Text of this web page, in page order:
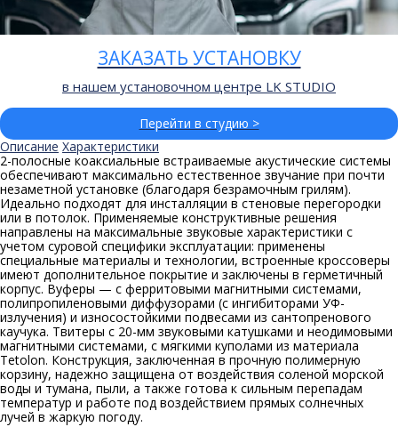
ЗАКАЗАТЬ УСТАНОВКУ
в нашем установочном центре LK STUDIO
Перейти в студию >
Описание Характеристики
2-полосные коаксиальные встраиваемые акустические системы
обеспечивают максимально естественное звучание при почти
незаметной установке (благодаря безрамочным грилям).
Идеально подходят для инсталляции в стеновые перегородки
или в потолок. Применяемые конструктивные решения
направлены на максимальные звуковые характеристики с
учетом суровой специфики эксплуатации: применены
специальные материалы и технологии, встроенные кроссоверы
имеют дополнительное покрытие и заключены в герметичный
корпус. Вуферы — с ферритовыми магнитными системами,
полипропиленовыми диффузорами (с ингибиторами УФ-
излучения) и износостойкими подвесами из сантопренового
каучука. Твитеры с 20-мм звуковыми катушками и неодимовыми
магнитными системами, с мягкими куполами из материала
Tetolon. Конструкция, заключенная в прочную полимерную
корзину, надежно защищена от воздействия соленой морской
воды и тумана, пыли, а также готова к сильным перепадам
температур и работе под воздействием прямых солнечных
лучей в жаркую погоду.